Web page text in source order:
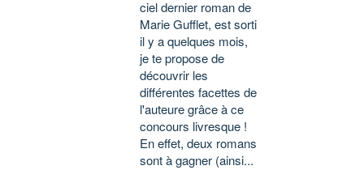
ciel dernier roman de
Marie Gufflet, est sorti
il y a quelques mois,
je te propose de
découvrir les
différentes facettes de
l'auteure grâce à ce
concours livresque !
En effet, deux romans
sont à gagner (ainsi...